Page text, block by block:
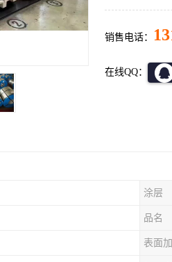
销售电话：
在线QQ：
涂层
品名
表面